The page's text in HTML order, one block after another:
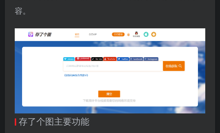
容。
存了个图主要功能